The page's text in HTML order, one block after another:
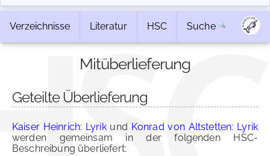
Verzeichnisse Literatur HSC Suche
Mitüberlieferung
Geteilte Überlieferung
Kaiser Heinrich: Lyrikund Konrad von Altstetten: Lyrik
werden gemeinsam in der folgenden HSC-
Beschreibung überliefert: